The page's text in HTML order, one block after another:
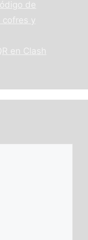
de
cofres y
en Clash